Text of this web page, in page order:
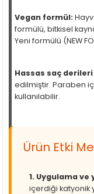
Vegan formül:
formülü, bitkisel
Yeni formülü (NEW
Hassas saç
edilmiştir. Paraben
kullanılabilir.
Ürün Etki
1. Uygulama
içerdiği katyonik